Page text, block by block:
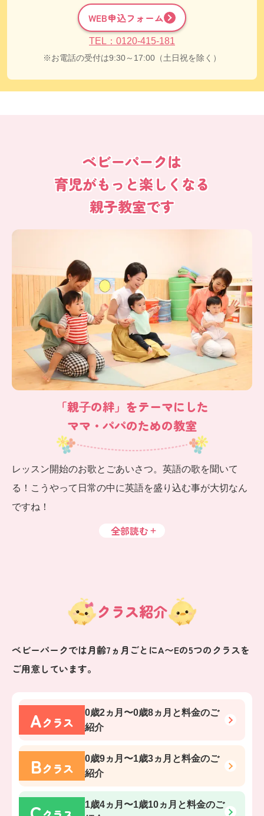
WEB申込フォーム
TEL：0120-415-181
お電話の受付は9:30～17:00（土日祝を除く）
ベビーパークは
育児がもっと楽しくなる
親子教室です
「親⼦の絆」をテーマにした
ママ・パパのための教室
レッスン開始のお歌とごあいさつ。英語の歌を聞いて
る！こうやって日常の中に英語を盛り込む事が大切なん
ですね！
全部読む
クラス紹介
ベビーパークでは月齢7ヵ月ごとにA〜Eの5つのクラスを
ご用意しています。
Aクラス
0歳2ヵ月〜0歳8ヵ月 と料金のご
紹介
Bクラス
0歳9ヵ月〜1歳3ヵ月 と料金のご
紹介
1歳4ヵ月〜1歳10ヵ月 と料金のご